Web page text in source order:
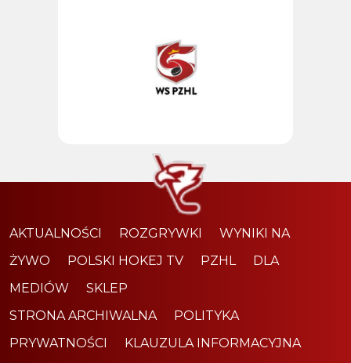
AKTUALNOŚCI ROZGRYWKI
WYNIKI NA
ŻYWO
POLSKI HOKEJ TV PZHL
DLA
MEDIÓW
SKLEP
STRONA ARCHIWALNA
POLITYKA
PRYWATNOŚCI
KLAUZULA INFORMACYJNA